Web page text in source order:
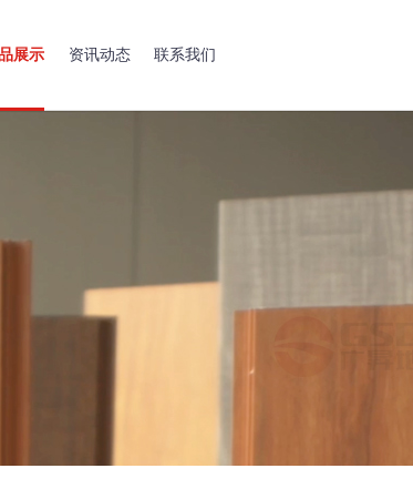
展示 资讯动态 联系我们